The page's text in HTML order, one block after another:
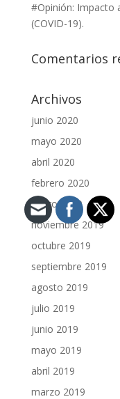
#Opinión: Impacto
(COVID-19).
Comentarios
Archivos
junio 2020
mayo 2020
abril 2020
febrero 2020
enero 2020
noviembre 2019
octubre 2019
septiembre 2019
agosto 2019
julio 2019
junio 2019
mayo 2019
abril 2019
marzo 2019